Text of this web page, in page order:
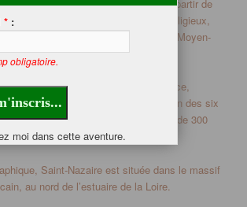
puis du Parlement de Bretagne à partir de
Bretagne à la France)
Sur le plan religieux,
de l’Évêché de Nantes depuis le Moyen-
âge.
de la construction navale en France,
l’Atlantique de Saint-Nazaire sont l’un des six
des grands navires de plus de 300
Saint-Nazaire est située dans le massif
au nord de l’estuaire de la Loire.
* :
obligatoire.
moi dans cette aventure.